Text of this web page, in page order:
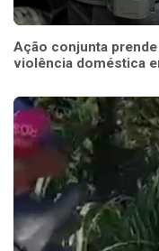
Ação conjunta
violência doméstica